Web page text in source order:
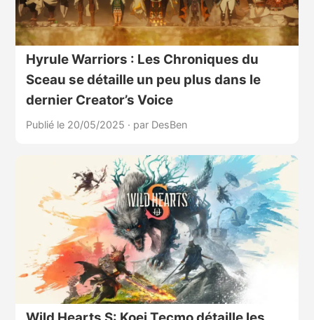
Hyrule Warriors : Les Chroniques du
Sceau se détaille un peu plus dans le
dernier Creator’s Voice
Publié le 20/05/2025 · par DesBen